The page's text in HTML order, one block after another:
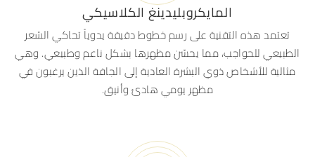
المايكروبليدينغ الكلاسيكي
تعتمد هذه التقنية على رسم خطوط دقيقة يدوياً تحاكي الشعر
الطبيعي للحواجب، مما يحسّن مظهرها بشكل ناعم وطبيعي. وهي
مثالية للأشخاص ذوي البشرة العادية إلى الجافة الذين يرغبون في
مظهر يومي هادئ وأنيق.